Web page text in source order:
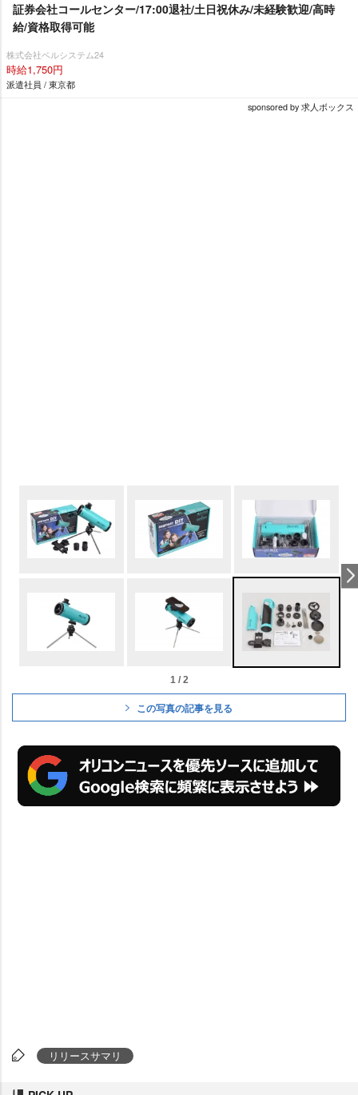
証券会社コールセンター/17:00退社/土日祝休み/未経験歓迎/高時
給/資格取得可能
株式会社ベルシステム24
時給1,750円
派遣社員 / 東京都
sponsored by 求人ボックス
1 / 2
この写真の記事を見る
リリースサマリ